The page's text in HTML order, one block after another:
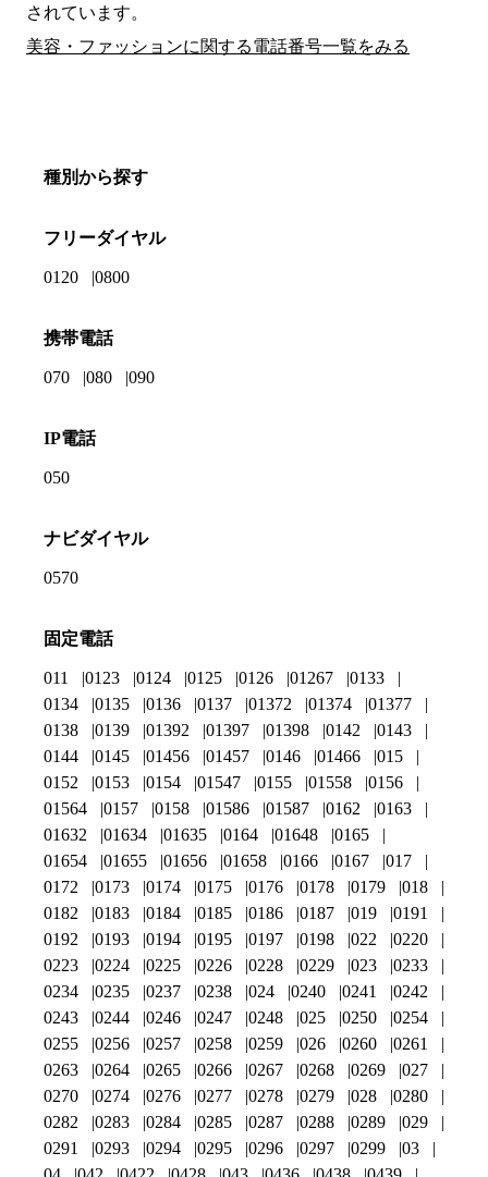
されています。
美容・ファッションに関する電話番号一覧をみる
種別から探す
フリーダイヤル
0120 0800
携帯電話
070 080 090
IP電話
050
ナビダイヤル
0570
固定電話
011 0123 0124 0125 0126 01267
0133
0134
0135 0136 0137 01372 01374
01377
0138
0139 01392 01397 01398 0142
0143
0144
0145 01456 01457 0146 01466
015
0152
0153 0154 01547 0155 01558
0156
01564
0157 0158 01586 01587 0162
0163
01632
01634 01635 0164 01648
0165
01654
01655 01656 01658 0166 0167
017
0172
0173 0174 0175 0176 0178 0179
018
0182
0183 0184 0185 0186 0187 019
0191
0192
0193 0194 0195 0197 0198 022
0220
0223
0224 0225 0226 0228 0229 023
0233
0234
0235 0237 0238 024 0240 0241
0242
0243
0244 0246 0247 0248 025 0250
0254
0255
0256 0257 0258 0259 026 0260
0261
0263
0264 0265 0266 0267 0268 0269
027
0270
0274 0276 0277 0278 0279 028
0280
0282
0283 0284 0285 0287 0288 0289
029
0291
0293 0294 0295 0296 0297 0299
03